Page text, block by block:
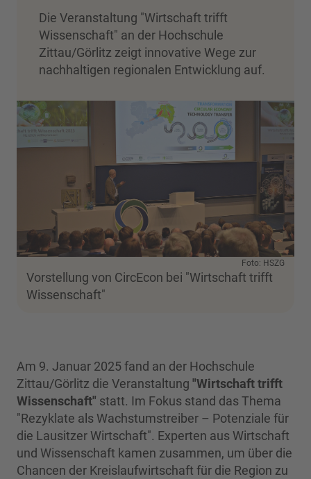
Die Veranstaltung "Wirtschaft trifft
Wissenschaft" an der Hochschule
Zittau/Görlitz zeigt innovative Wege zur
nachhaltigen regionalen Entwicklung auf.
Foto: HSZG
Vorstellung von CircEcon bei "Wirtschaft trifft
Wissenschaft"
Am 9. Januar 2025 fand an der Hochschule
Zittau/Görlitz die Veranstaltung "Wirtschaft trifft
Wissenschaft" statt. Im Fokus stand das Thema
"Rezyklate als Wachstumstreiber – Potenziale für
die Lausitzer Wirtschaft". Experten aus Wirtschaft
und Wissenschaft kamen zusammen, um über die
Chancen der Kreislaufwirtschaft für die Region zu